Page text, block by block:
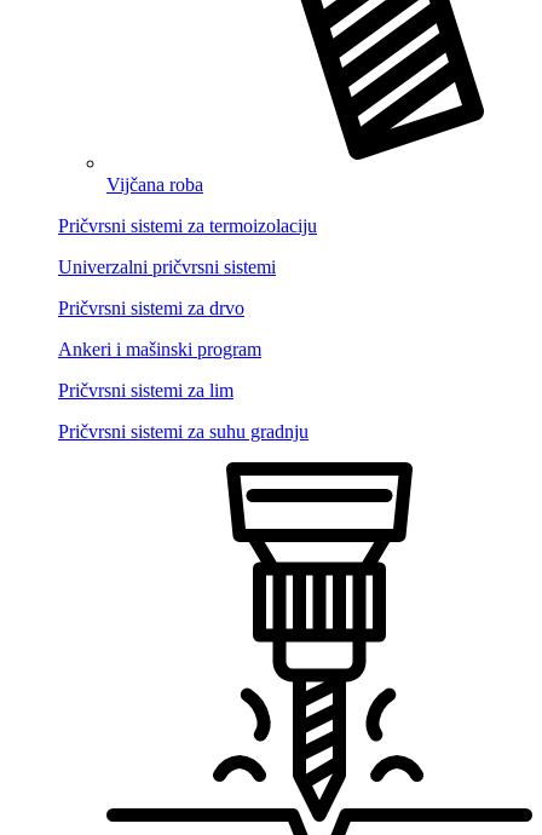
Vijčana roba
Pričvrsni sistemi za termoizolaciju
Univerzalni pričvrsni sistemi
Pričvrsni sistemi za drvo
Ankeri i mašinski program
Pričvrsni sistemi za lim
Pričvrsni sistemi za suhu gradnju